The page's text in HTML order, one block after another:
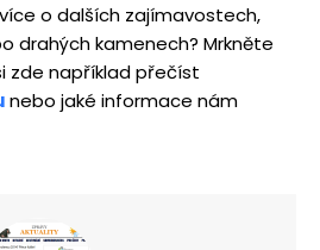
o dalších zajímavostech,
drahých kamenech? Mrkněte
zde například přečíst
nebo jaké informace nám